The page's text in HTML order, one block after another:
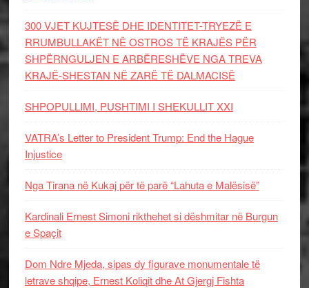
300 VJET KUJTESË DHE IDENTITET-TRYEZË E
RRUMBULLAKËT NË OSTROS TË KRAJËS PËR
SHPËRNGULJEN E ARBËRESHËVE NGA TREVA
KRAJË-SHESTAN NË ZARË TË DALMACISË
SHPOPULLIMI, PUSHTIMI I SHEKULLIT XXI
VATRA’s Letter to President Trump: End the Hague
Injustice
Nga Tirana në Kukaj për të parë “Lahuta e Malësisë”
Kardinali Ernest Simoni rikthehet si dëshmitar në Burgun
e Spaçit
Dom Ndre Mjeda, sipas dy figurave monumentale të
letrave shqipe, Ernest Koliqit dhe At Gjergj Fishta